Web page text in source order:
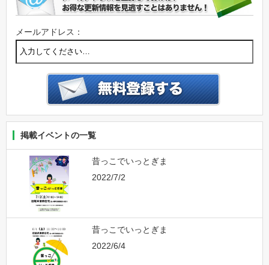
メールアドレス：
掲載イベントの一覧
昔っこでいっとぎま
2022/7/2
昔っこでいっとぎま
2022/6/4